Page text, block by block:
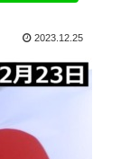
2023.12.25